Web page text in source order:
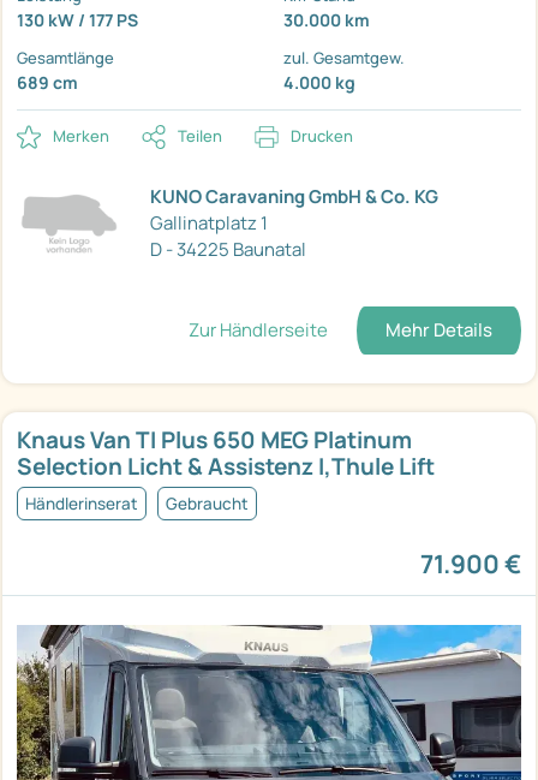
130 kW / 177 PS 30.000 km
Gesamtlänge
689 cm
zul. Gesamtgew.
4.000 kg
Merken Teilen Drucken
KUNO Caravaning GmbH & Co. KG
Gallinatplatz 1
D - 34225 Baunatal
Zur Händlerseite Mehr Details
Knaus Van TI Plus 650 MEG Platinum
Selection Licht & Assistenz I,Thule Lift
Händlerinserat Gebraucht
71.900 €